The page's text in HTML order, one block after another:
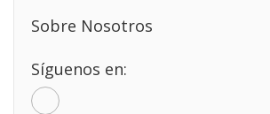
Sobre Nosotros
Síguenos en: